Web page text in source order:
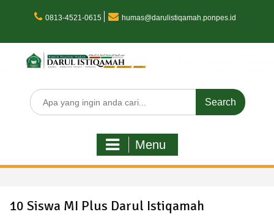
0813-4521-0615 humas@darulistiqamah.ponpes.id
Search
for:
Menu
10 Siswa MI Plus Darul Istiqamah